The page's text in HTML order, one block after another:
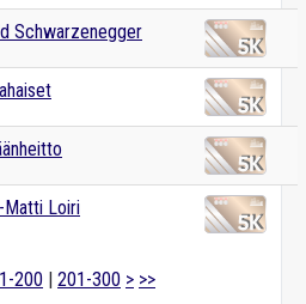
Schwarzenegger
Matti Loiri
200 | 201-300 > >>